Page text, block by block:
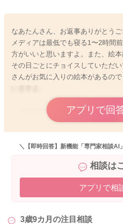
なあたんさん、お返事ありがとうご
メディアは最低でも寝る1〜2時間
方がいいと思いますよ。また、絵
その日ごとにチョイスしていただ
さんがお気に入りの絵本があるの
いますよ。
アプリで回
＼【即時回答】新機能「専門家相談AI
相談は
アプリで相
3歳9カ月の注目相談